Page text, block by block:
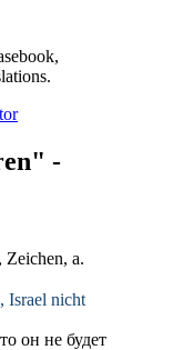
-
Zeichen, a.
Israel nicht
он не будет